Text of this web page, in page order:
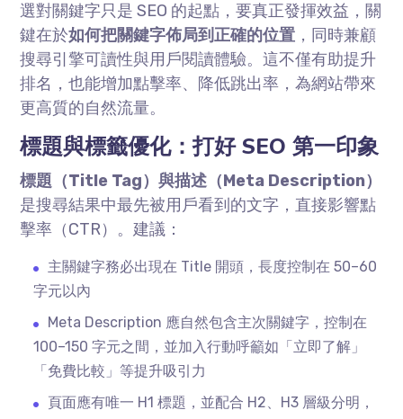
選對關鍵字只是 SEO 的起點，要真正發揮效益，關
鍵在於如何把關鍵字佈局到正確的位置 ，同時兼顧
搜尋引擎可讀性與用戶閱讀體驗。這不僅有助提升
排名，也能增加點擊率、降低跳出率，為網站帶來
更高質的自然流量。
標題與標籤優化：打好SEO第一印象
標題（Title Tag）與描述（Meta Description）
是搜尋結果中最先被用戶看到的文字，直接影響點
擊率（CTR）。建議：
主關鍵字務必出現在 Title 開頭，長度控制在 50–60
字元以內
Meta Description 應自然包含主次關鍵字，控制在
100–150字元之間，並加入行動呼籲如「立即了解」
「免費比較」等提升吸引力
頁面應有唯一 H1標題，並配合 H2、 H3 層級分明，